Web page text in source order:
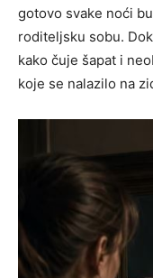
gotovo svake noći
roditeljsku sobu.
kako čuje šapat i
koje se nalazilo na